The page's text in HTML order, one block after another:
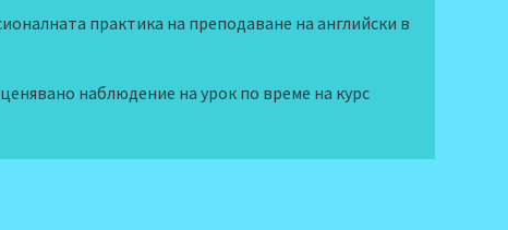
практика на преподаване на английски в
наблюдение на урок по време на курс